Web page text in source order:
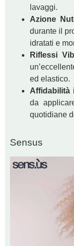
lavaggi.
Azione
durante il
idratati e
Riflessi
ed elastico.
Affidabilità
da
quotidiane
Sensus